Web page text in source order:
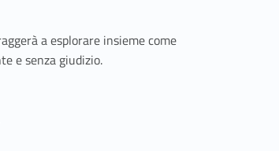
a esplorare insieme come
e senza giudizio.